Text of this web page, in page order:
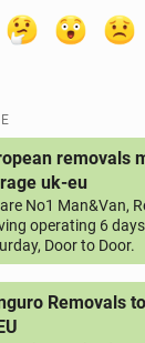
removals
uk-eu
No1 Man&Van,
operating 6
Door to Door.
Removals